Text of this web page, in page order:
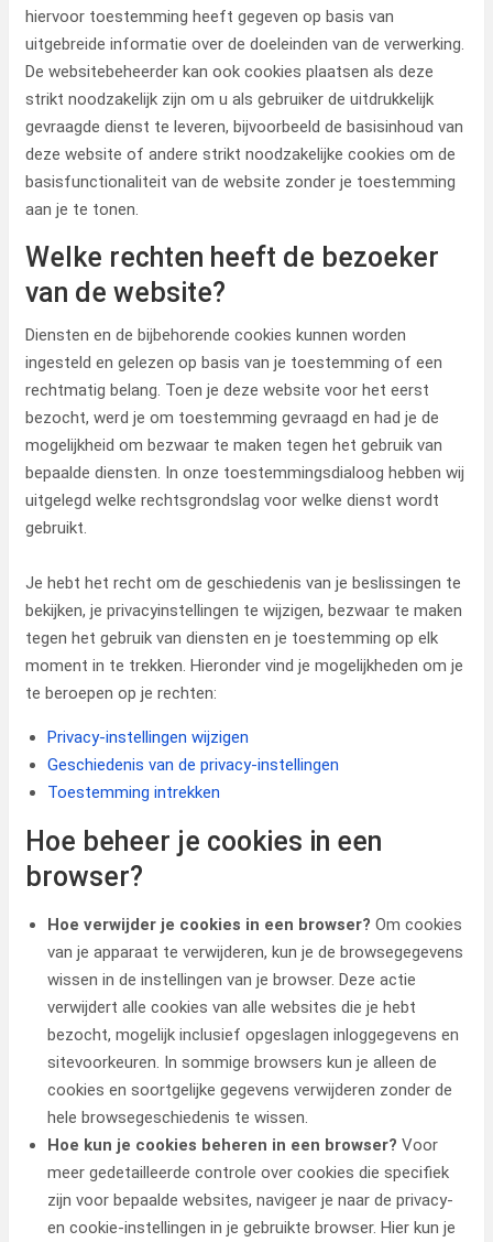
hiervoor toestemming heeft gegeven op basis van
uitgebreide informatie over de doeleinden van de verwerking.
De websitebeheerder kan ook cookies plaatsen als deze
strikt noodzakelijk zijn om u als gebruiker de uitdrukkelijk
gevraagde dienst te leveren, bijvoorbeeld de basisinhoud van
deze website of andere strikt noodzakelijke cookies om de
basisfunctionaliteit van de website zonder je toestemming
aan je te tonen.
Welke rechten heeft de bezoeker
van de website?
Diensten en de bijbehorende cookies kunnen worden
ingesteld en gelezen op basis van je toestemming of een
rechtmatig belang. Toen je deze website voor het eerst
bezocht, werd je om toestemming gevraagd en had je de
mogelijkheid om bezwaar te maken tegen het gebruik van
bepaalde diensten. In onze toestemmingsdialoog hebben wij
uitgelegd welke rechtsgrondslag voor welke dienst wordt
gebruikt.
Je hebt het recht om de geschiedenis van je beslissingen te
bekijken, je privacyinstellingen te wijzigen, bezwaar te maken
tegen het gebruik van diensten en je toestemming op elk
moment in te trekken. Hieronder vind je mogelijkheden om je
te beroepen op je rechten:
Privacy-instellingen wijzigen
Geschiedenis van de privacy-instellingen
Toestemming intrekken
Hoe beheer je cookies in een
browser?
Hoe verwijder je cookies in een browser? Om cookies
van je apparaat te verwijderen, kun je de browsegegevens
wissen in de instellingen van je browser. Deze actie
verwijdert alle cookies van alle websites die je hebt
bezocht, mogelijk inclusief opgeslagen inloggegevens en
sitevoorkeuren. In sommige browsers kun je alleen de
cookies en soortgelijke gegevens verwijderen zonder de
hele browsegeschiedenis te wissen.
Hoe kun je cookies beheren in een browser? Voor
meer gedetailleerde controle over cookies die specifiek
zijn voor bepaalde websites, navigeer je naar de privacy-
en cookie-instellingen in je gebruikte browser. Hier kun je